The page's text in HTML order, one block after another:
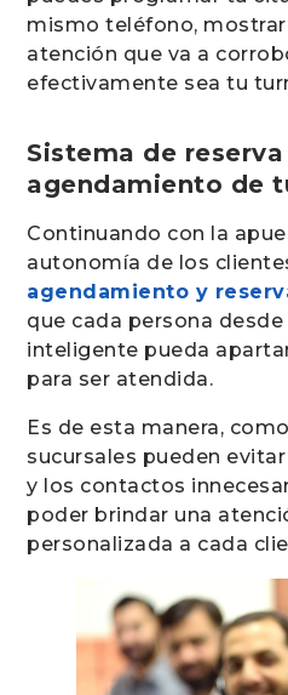
mismo teléfono,
atención que va a
efectivamente sea tu
Sistema de
agendamiento de
Continuando con la
autonomía de los
agendamiento y
que cada persona
inteligente pueda
para ser atendida.
Es de esta manera,
sucursales pueden
y los contactos
poder brindar una
personalizada a cada